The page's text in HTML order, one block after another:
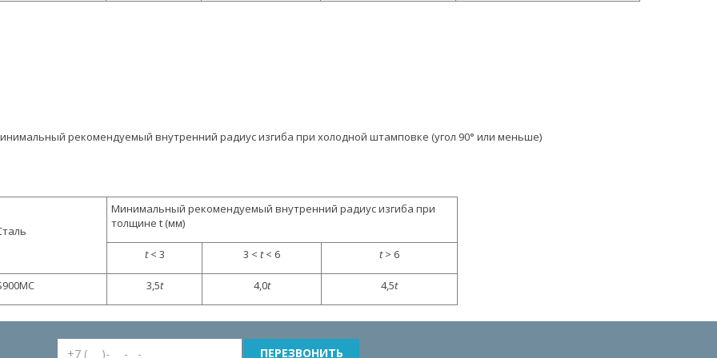
рекомендуемый внутренний радиус изгиба при холодной штамповке (угол 90° или меньше)
Минимальный рекомендуемый внутренний радиус изгиба при
толщине t (мм)
t< 3 3 < t< 6 t> 6
3,5t 4,0t 4,5t